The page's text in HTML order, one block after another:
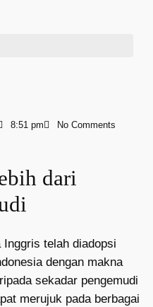
8:51 pm No Comments
dari
Inggris telah diadopsi
dengan makna
sekadar pengemudi
merujuk pada berbagai